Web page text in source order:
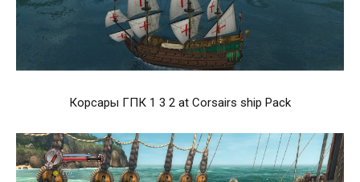
Корсары ГПК 1 3 2 at Corsairs ship Pack